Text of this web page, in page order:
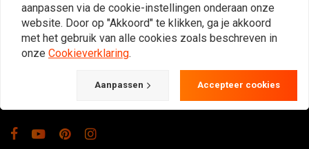
Gotenburgweg 46a, 9723 TM Groningen (The Netherlands)
aanpassen via de cookie-instellingen onderaan onze
website. Door op "Akkoord" te klikken, ga je akkoord
met het gebruik van alle cookies zoals beschreven in
onze Cookieverklaring.
Aanpassen Accepteer cookies